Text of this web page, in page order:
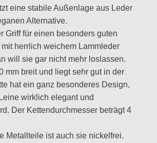
eine stabile Außenlage aus Leder
Alternative.
Griff für einen besonders guten
herrlich weichem Lammleder
will sie gar nicht mehr loslassen.
mm breit und liegt sehr gut in der
hat ein ganz besonderes Design,
wirklich elegant und
Der Kettendurchmesser beträgt 4
Metallteile ist auch sie nickelfrei.